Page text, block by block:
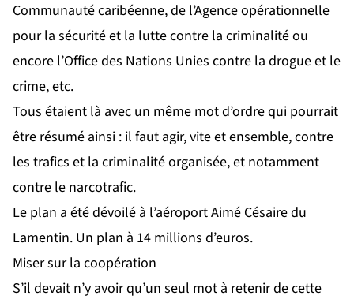
Communauté caribéenne, de l’Agence opérationnelle
pour la sécurité et la lutte contre la criminalité ou
encore l’Office des Nations Unies contre la drogue et le
crime, etc.
Tous étaient là avec un même mot d’ordre qui pourrait
être résumé ainsi : il faut agir, vite et ensemble, contre
les trafics et la criminalité organisée, et notamment
contre le narcotrafic.
Le plan a été dévoilé à l’aéroport Aimé Césaire du
Lamentin. Un plan à 14 millions d’euros.
Miser sur la coopération
S’il devait n’y avoir qu’un seul mot à retenir de cette